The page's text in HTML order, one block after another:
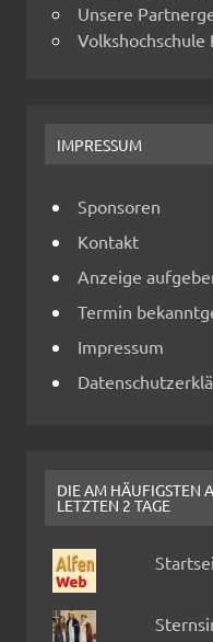
Unsere
Volkshochschule
IMPRESSUM
Sponsoren
Kontakt
Anzeige
Termin
Impressum
DIE AM HÄUFIGSTEN
LETZTEN 2 TAGE